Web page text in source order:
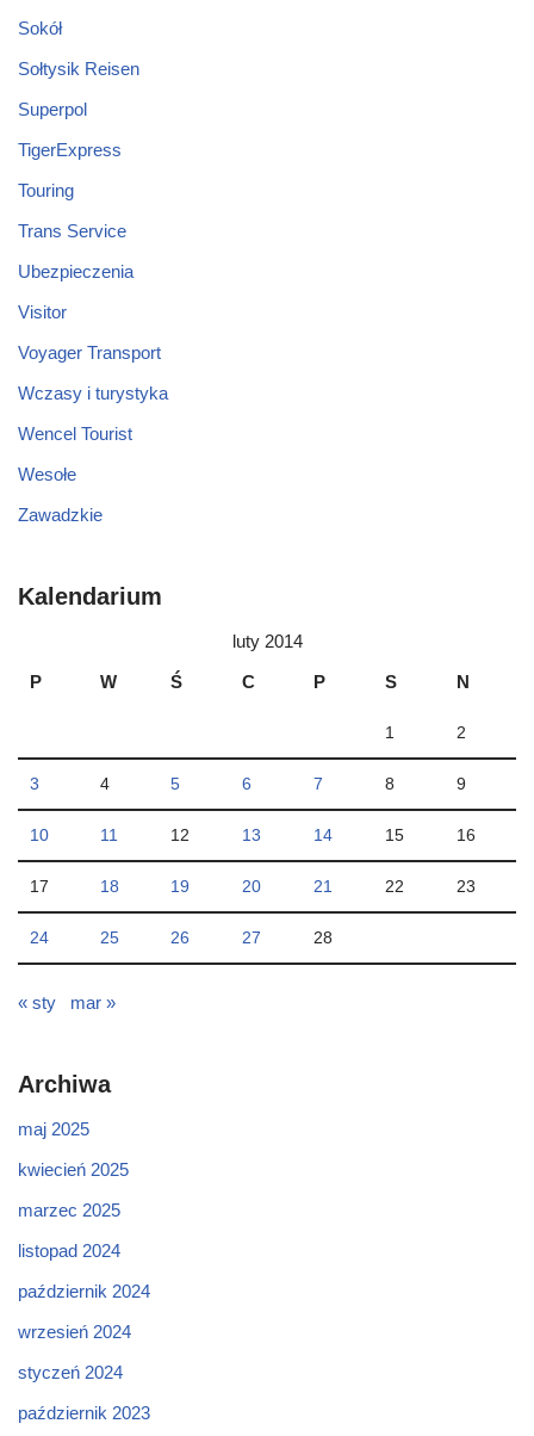
Sokół
Sołtysik Reisen
Superpol
TigerExpress
Touring
Trans Service
Ubezpieczenia
Visitor
Voyager Transport
Wczasy i turystyka
Wencel Tourist
Wesołe
Zawadzkie
Kalendarium
luty 2014
P
W Ś C P S N
1 2
3 4 5 6 7 8 9
10 11 12 13 14 15 16
17 18 19 20 21 22 23
24 25 26 27 28
« sty mar »
Archiwa
maj 2025
kwiecień 2025
marzec 2025
listopad 2024
październik 2024
wrzesień 2024
styczeń 2024
październik 2023